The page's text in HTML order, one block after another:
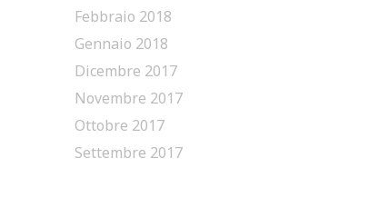
Febbraio 2018
Gennaio 2018
Dicembre 2017
Novembre 2017
Ottobre 2017
Settembre 2017